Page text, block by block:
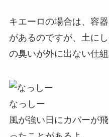
キエーロの場合は、容
があるのですが、土に
の臭いが外に出ない仕
なっしー
風が強い日にカバーが